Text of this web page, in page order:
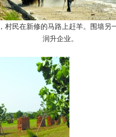
民在新修的马路上赶羊。围墙另
润升企业。